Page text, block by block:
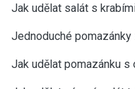
Jak udělat salát s
Jednoduché
Jak udělat pomazánku